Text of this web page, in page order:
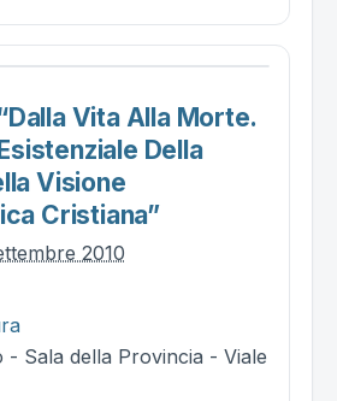
Vita Alla Morte.
Della
Visione
Cristiana”
2010
Sala della Provincia - Viale